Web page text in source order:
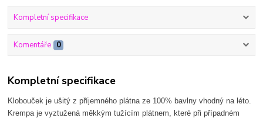
Kompletní specifikace
Komentáře 0
Kompletní specifikace
Klobouček je ušitý z příjemného plátna ze 100% bavlny vhodný na léto.
Krempa je vyztužená měkkým tužícím plátnem, které při případném